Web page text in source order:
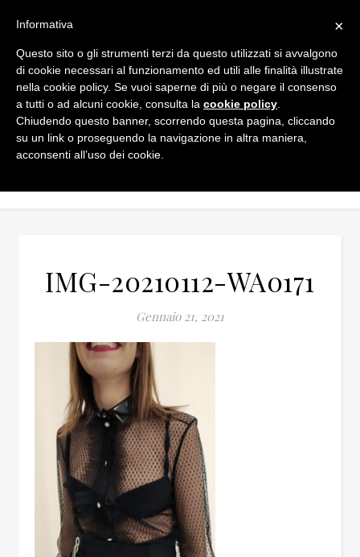
IMG-20210112-WA0171
Gennaio 21, 2021
×
Informativa
Questo sito o gli strumenti terzi da questo utilizzati si avvalgono
di cookie necessari al funzionamento ed utili alle finalità illustrate
nella cookie policy. Se vuoi saperne di più o negare il consenso
a tutti o ad alcuni cookie, consulta la cookie policy
Chiudendo questo banner, scorrendo questa pagina, cliccando
su un link o proseguendo la navigazione in altra maniera,
acconsenti all’uso dei cookie.